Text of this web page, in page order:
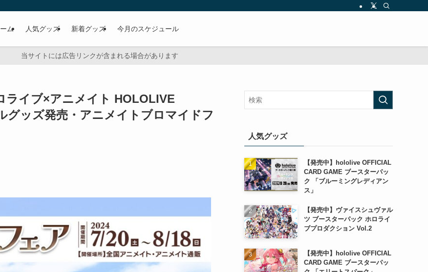
ム 人気グッズ 新着グッズ 今月のスケジュール
当サイトには広告リンクが含まれる場合があります
ライブ×アニメイト HOLOLIVE
グッズ発売・アニメイトブロマイドフ
人気グッズ
【発売中】hololive OFFICIAL
CARD GAME ブースターパッ
ク 「ブルーミングレディアン
ス」
【発売中】ヴァイスシュヴァル
ツ ブースターパック ホロライ
ブプロダクション Vol.2
【発売中】hololive OFFICIAL
CARD GAME ブースターパッ